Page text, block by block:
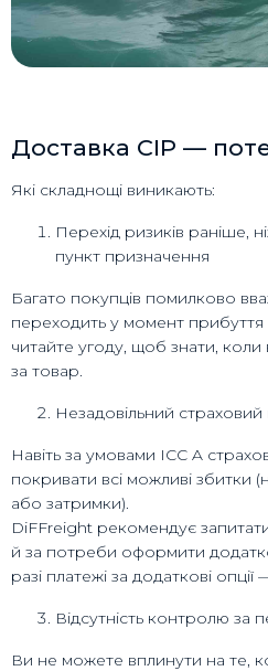
Доставка CIP —
Які складнощі виникають:
Перехід ризиків раніше,
пункт призначення
Багато покупців помилково
переходить у момент
читайте угоду, щоб знати, коли
за товар.
Незадовільний страховий
Навіть за умовами ICC A
покривати всі можливі
або затримки).
DiFFreight рекомендує
й за потреби оформити
разі платежі за додаткові опції
Відсутність контролю за
Ви не можете вплинути на те,